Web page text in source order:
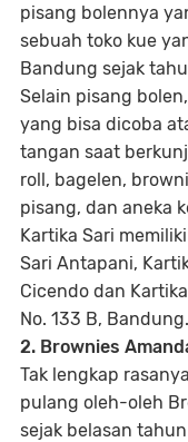
pisang bolennya
sebuah toko kue
Bandung sejak
Selain pisang
yang bisa dicoba
tangan saat
roll, bagelen,
pisang, dan aneka
Kartika Sari
Sari Antapani,
Cicendo dan
No. 133 B, Bandung.
2. Brownies
Tak lengkap
pulang oleh-oleh
sejak belasan